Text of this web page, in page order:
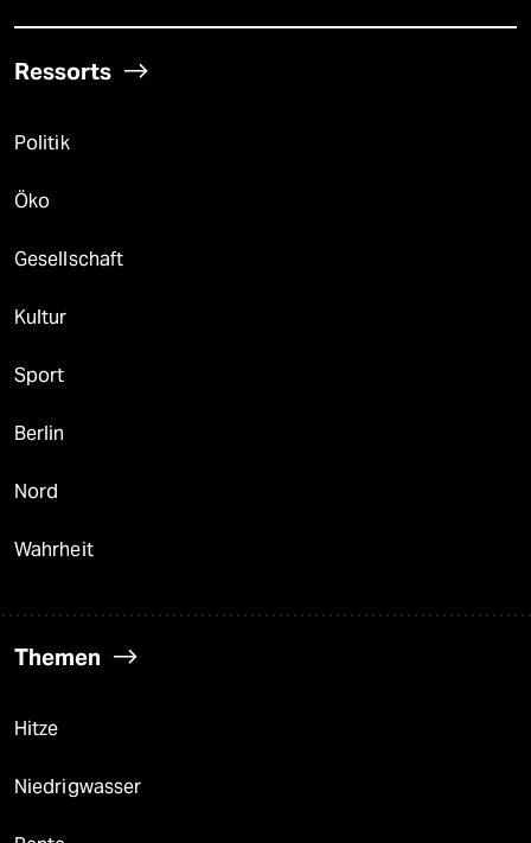
Ressorts
Politik
Öko
Gesellschaft
Kultur
Sport
Berlin
Nord
Wahrheit
Themen
Hitze
Niedrigwasser